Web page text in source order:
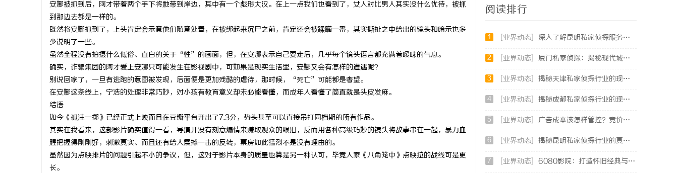
安娜被抓到后，阿才带着两个手下将她带到岸边，其中有一个彪形大汉。在上一点我们也看到了，女人对比男人其实没什么优待，被抓
到那边去都是一样的。
既然将安娜抓到了，上头肯定会示意他们随意处置，在被绑起来沉尸之前，肯定还会被蹂躏一番，其实撕扯之中给出的镜头和暗示也多
少说明了一些。
虽然全程没有拍摄什么低俗、直白的关于“性”的画面，但，在安娜表示自己要走后，几乎每个镜头语言都充满着暧昧的气息。
确实，诈骗集团的阿才爱上安娜只可能发生在影视剧中，可如果是现实生活里，安娜又会有怎样的遭遇呢？
别说回家了，一旦有逃跑的意图被发现，后面便是更加残酷的虐待，那时候，“死亡”可能都是奢望。
在安娜这条线上，宁浩的处理非常巧妙，对小孩有教育意义却未必能看懂，而成年人看懂了简直就是头皮发麻。
结语
如今《孤注一掷》已经正式上映而且在豆瓣平台开出了7.3分，势头甚至可以直接吊打同档期的所有作品。
其实在我看来，这部影片确实值得一看，导演并没有刻意煽情来赚取观众的眼泪，反而用各种高级巧妙的镜头将故事串在一起，暴力血
腥把握得刚刚好，刺激真实、而且还有给人震撼一击的反转，票房如此猛烈不是没有理由的。
虽然因为点映排片的问题引起不小的争议，但，这对于影片本身的质量也算是另一种认可，毕竟人家《八角笼中》点映拉的战线可是更
长。
阅读排行
1 [业界动态] 深入了解昆明私家侦探服务的重要性与选择指南
2 [业界动态] 厦门私家侦探：揭秘现代城市的隐秘守护者
3 [业界动态] 揭秘天津私家侦探行业的现状与发展趋势
4 [业界动态] 揭秘成都私家侦探行业的现状与未来发展趋势
5 [业界动态] 广告成本该怎样管控？竞价托管专业服务商俐麸科技
6 [业界动态] 揭秘昆明私家侦探行业的真实面貌与服务价值
7 [业界动态] 6080影院：打造怀旧经典与现代影视的完美观影天堂